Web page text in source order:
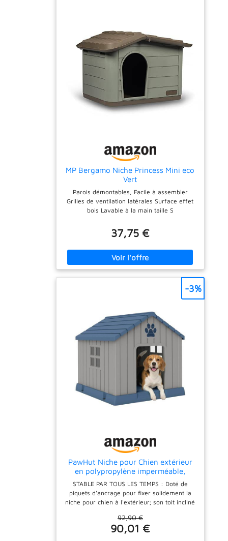
patte assurent ventilation constante,
garantissant espace sec toute l'année. FACILE
À NETTOYER : La maison pour chien avec
une surface lisse en PP est simple à nettoyer.
Grâce aux trous de drainage intégrés, il est
possible de rincer directement l'intérieur,
permettant à l'eau sale de s'écouler
facilement pour un entretien sans effort.
SPÉCIFICATIONS : Dimensions totales : 88L x
79l x 89H cm. Montage facile nécessaire.
MP Bergamo Niche Princess Mini eco
Vert
Parois démontables, Facile à assembler
Grilles de ventilation latérales Surface effet
bois Lavable à la main taille S
37,75 €
PawHut Niche pour Chien extérieur
en polypropylène imperméable,
ventilé, Ultra Facile à Assembler,
Maison Chien extérieur, Plancher
surélevée et bouches d'aération,
Jardin, terrasse, intérieur, Gris
STABLE PAR TOUS LES TEMPS : Doté de
piquets d'ancrage pour fixer solidement la
niche pour chien à l'extérieur; son toit incliné
surélevé empêche l'eau de pénétrer — fini
les pattes mouillées ! PRÊTE POUR
92,90 €
90,01 €
-3%